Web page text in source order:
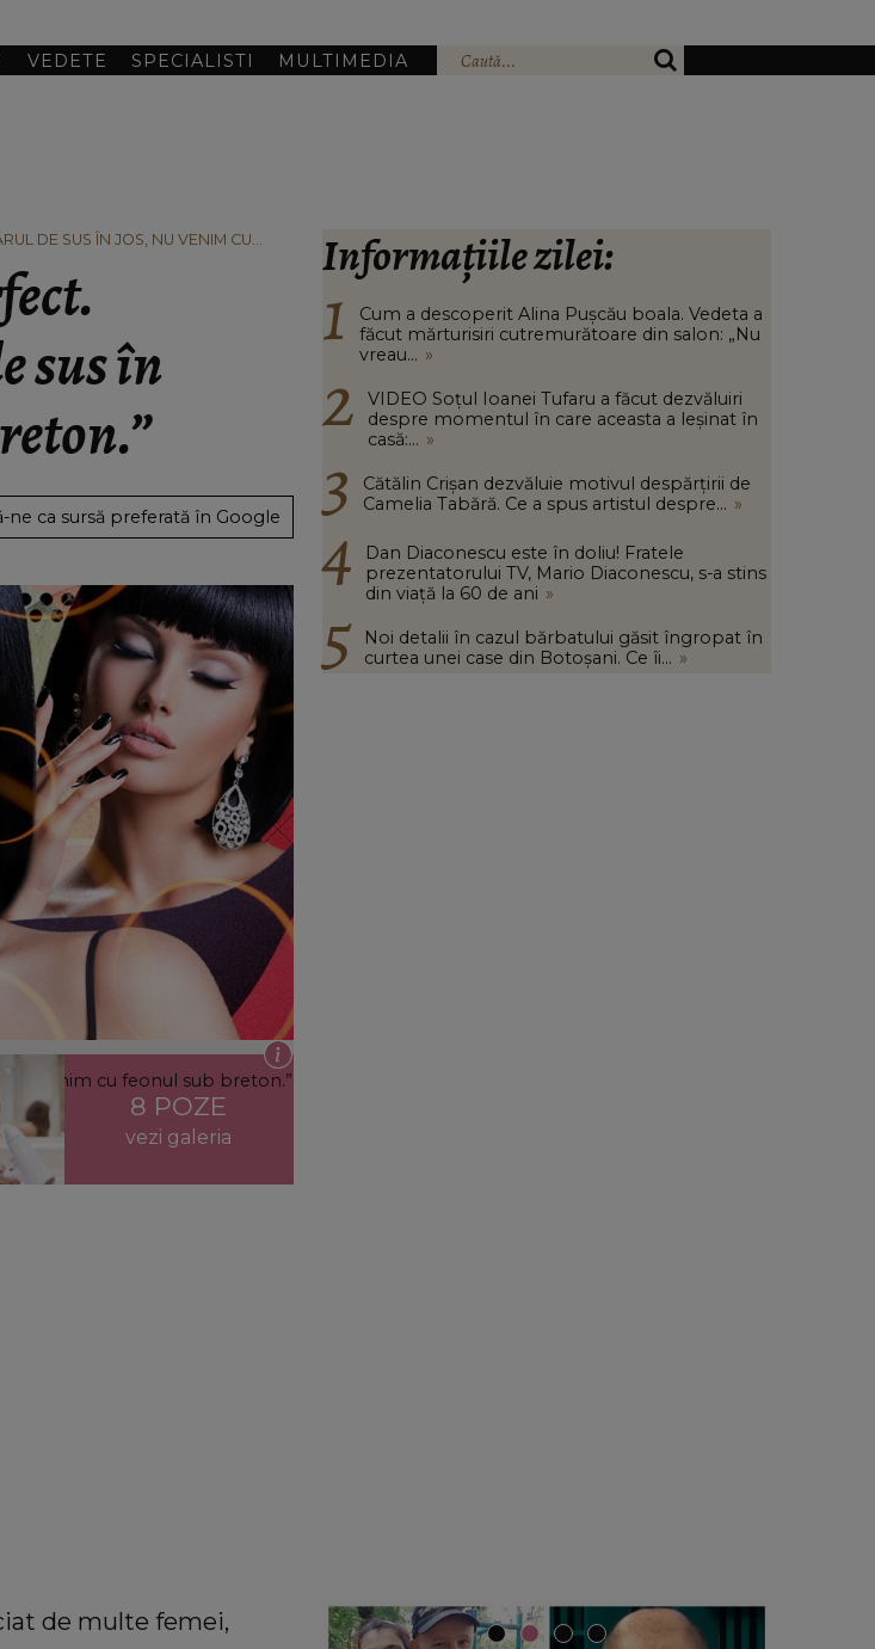
VEDETE SPECIALISTI MULTIMEDIA
DE SUS ÎN JOS, NU VENIM CU
sus în
ne ca sursă preferată în Google
nu venim cu feonul sub breton.”
8 POZE
vezi galeria
Informațiile zilei:
Cum a descoperit Alina Pușcău boala. Vedeta a
făcut mărturisiri cutremurătoare din salon: „Nu
vreau... »
VIDEO Soțul Ioanei Tufaru a făcut dezvăluiri
despre momentul în care aceasta a leșinat în
casă:... »
Cătălin Crișan dezvăluie motivul despărțirii de
Camelia Tabără. Ce a spus artistul despre... »
Dan Diaconescu este în doliu! Fratele
prezentatorului TV, Mario Diaconescu, s-a stins
din viață la 60 de ani »
Noi detalii în cazul bărbatului găsit îngropat în
curtea unei case din Botoșani. Ce îi... »
de multe femei,